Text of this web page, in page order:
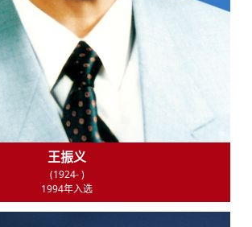
王振义
(1924- )
1994年入选